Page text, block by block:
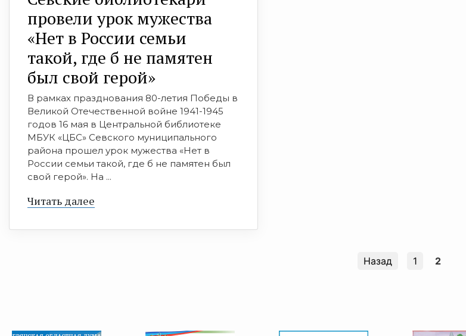
провели урок мужества
«Нет в России семьи
такой, где б не памятен
был свой герой»
В рамках празднования 80-летия Победы в
Великой Отечественной войне 1941-1945
годов 16 мая в Центральной библиотеке
МБУК «ЦБС» Севского муниципального
района прошел урок мужества «Нет в
России семьи такой, где б не памятен был
свой герой». На ...
Читать далее
Назад 1 2